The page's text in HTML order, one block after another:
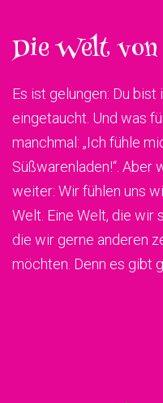
Die Welt
Es ist gelungen: Du
eingetaucht. Und was
manchmal: „Ich fühle
Süßwarenladen!“. Aber
weiter: Wir fühlen uns
Welt. Eine Welt, die wir
die wir gerne anderen
möchten. Denn es gibt